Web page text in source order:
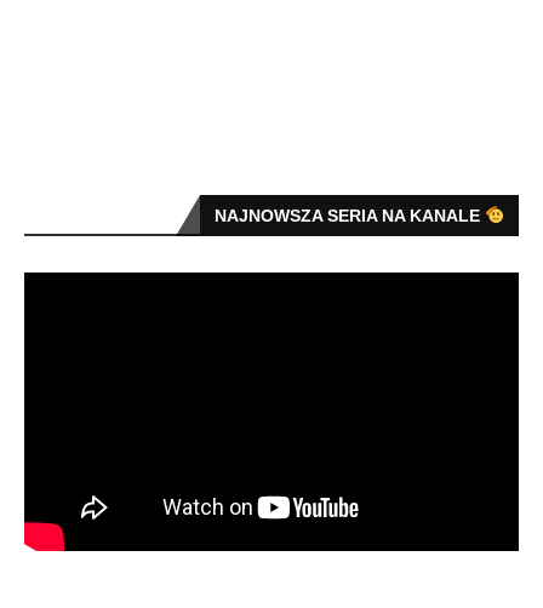
NAJNOWSZA SERIA NA KANALE